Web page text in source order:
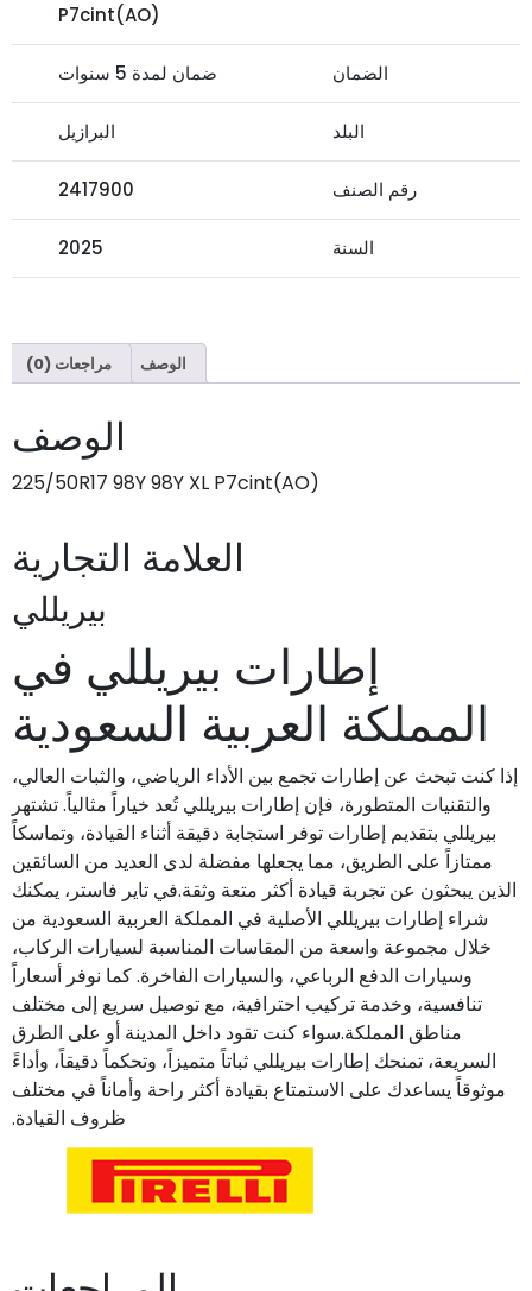
P7cint(AO)
الضمان ضمان لمدة 5 سنوات
البلد البرازيل
رقم الصنف 2417900
السنة 2025
الوصف مراجعات (0)
الوصف
225/50R17 98Y 98Y XL P7cint(AO)
العلامة التجارية
بيريللي
إطارات بيريللي في
المملكة العربية السعودية
إذا كنت تبحث عن إطارات تجمع بين الأداء الرياضي، والثبات العالي،
والتقنيات المتطورة، فإن إطارات بيريللي تُعد خياراً مثالياً. تشتهر
بيريللي بتقديم إطارات توفر استجابة دقيقة أثناء القيادة، وتماسكاً
ممتازاً على الطريق، مما يجعلها مفضلة لدى العديد من السائقين
الذين يبحثون عن تجربة قيادة أكثر متعة وثقة.في تاير فاستر، يمكنك
شراء إطارات بيريللي الأصلية في المملكة العربية السعودية من
خلال مجموعة واسعة من المقاسات المناسبة لسيارات الركاب،
وسيارات الدفع الرباعي، والسيارات الفاخرة. كما نوفر أسعاراً
تنافسية، وخدمة تركيب احترافية، مع توصيل سريع إلى مختلف
مناطق المملكة.سواء كنت تقود داخل المدينة أو على الطرق
السريعة، تمنحك إطارات بيريللي ثباتاً متميزاً، وتحكماً دقيقاً، وأداءً
موثوقاً يساعدك على الاستمتاع بقيادة أكثر راحة وأماناً في مختلف
ظروف القيادة.